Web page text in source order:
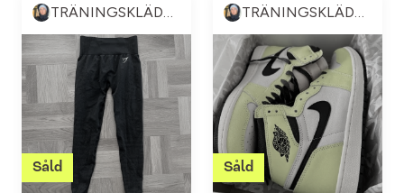
TRÄNINGSKLÄDER & ANNAT 💪🏼😍 TRÄNINGSKLÄDER & ANNAT 💪🏼😍